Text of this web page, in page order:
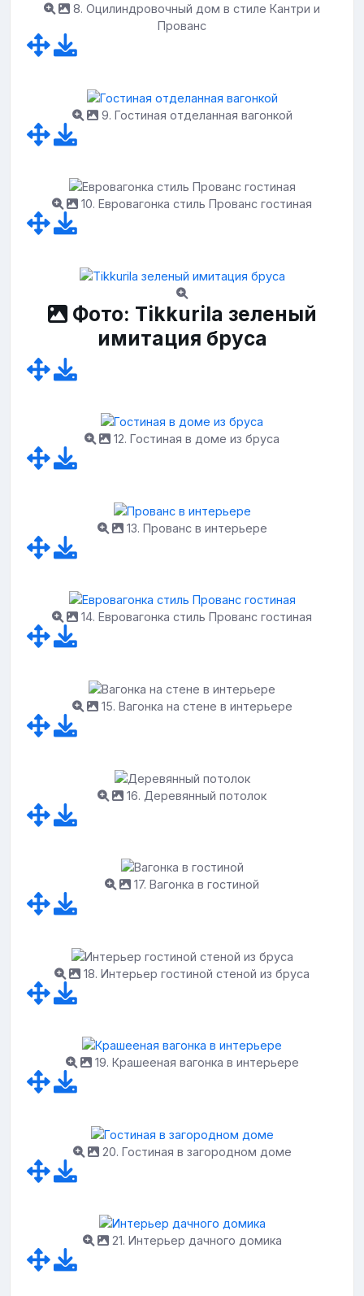
8. Оцилиндровочный дом в стиле Кантри и
Прованс
9. Гостиная отделанная вагонкой
10. Евровагонка стиль Прованс гостиная
Фото: Tikkurila зеленый
имитация бруса
12. Гостиная в доме из бруса
13. Прованс в интерьере
14. Евровагонка стиль Прованс гостиная
15. Вагонка на стене в интерьере
16. Деревянный потолок
17. Вагонка в гостиной
18. Интерьер гостиной стеной из бруса
19. Крашееная вагонка в интерьере
20. Гостиная в загородном доме
21. Интерьер дачного домика